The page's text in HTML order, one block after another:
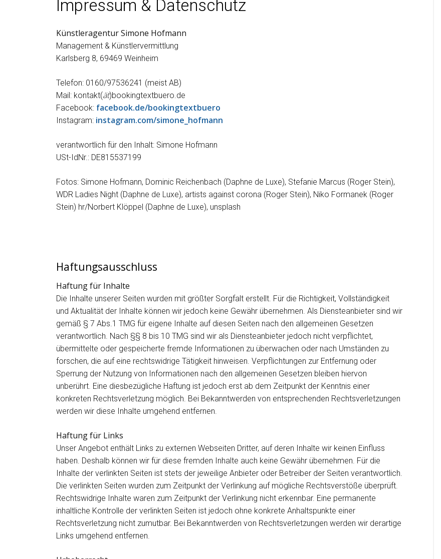
Impressum & Datenschutz
Künstleragentur Simone Hofmann
Management & Künstlervermittlung
Karlsberg 8, 69469 Weinheim
Telefon: 0160/97536241 (meist AB)
Mail: kontakt(ät)bookingtextbuero.de
Facebook: facebook.de/bookingtextbuero
Instagram: instagram.com/simone_hofmann
verantwortlich für den Inhalt: Simone Hofmann
USt-IdNr.: DE815537199
Fotos: Simone Hofmann, Dominic Reichenbach (Daphne de Luxe), Stefanie Marcus (Roger Stein),
WDR Ladies Night (Daphne de Luxe), artists against corona (Roger Stein), Niko Formanek (Roger
Stein) hr/Norbert Klöppel (Daphne de Luxe), unsplash
Haftungsausschluss
Haftung für Inhalte
Die Inhalte unserer Seiten wurden mit größter Sorgfalt erstellt. Für die Richtigkeit, Vollständigkeit
und Aktualität der Inhalte können wir jedoch keine Gewähr übernehmen. Als Diensteanbieter sind wir
gemäß § 7 Abs.1 TMG für eigene Inhalte auf diesen Seiten nach den allgemeinen Gesetzen
verantwortlich. Nach §§ 8 bis 10 TMG sind wir als Diensteanbieter jedoch nicht verpflichtet,
übermittelte oder gespeicherte fremde Informationen zu überwachen oder nach Umständen zu
forschen, die auf eine rechtswidrige Tätigkeit hinweisen. Verpflichtungen zur Entfernung oder
Sperrung der Nutzung von Informationen nach den allgemeinen Gesetzen bleiben hiervon
unberührt. Eine diesbezügliche Haftung ist jedoch erst ab dem Zeitpunkt der Kenntnis einer
konkreten Rechtsverletzung möglich. Bei Bekanntwerden von entsprechenden Rechtsverletzungen
werden wir diese Inhalte umgehend entfernen.
Haftung für Links
Unser Angebot enthält Links zu externen Webseiten Dritter, auf deren Inhalte wir keinen Einfluss
haben. Deshalb können wir für diese fremden Inhalte auch keine Gewähr übernehmen. Für die
Inhalte der verlinkten Seiten ist stets der jeweilige Anbieter oder Betreiber der Seiten verantwortlich.
Die verlinkten Seiten wurden zum Zeitpunkt der Verlinkung auf mögliche Rechtsverstöße überprüft.
Rechtswidrige Inhalte waren zum Zeitpunkt der Verlinkung nicht erkennbar. Eine permanente
inhaltliche Kontrolle der verlinkten Seiten ist jedoch ohne konkrete Anhaltspunkte einer
Rechtsverletzung nicht zumutbar. Bei Bekanntwerden von Rechtsverletzungen werden wir derartige
Links umgehend entfernen.